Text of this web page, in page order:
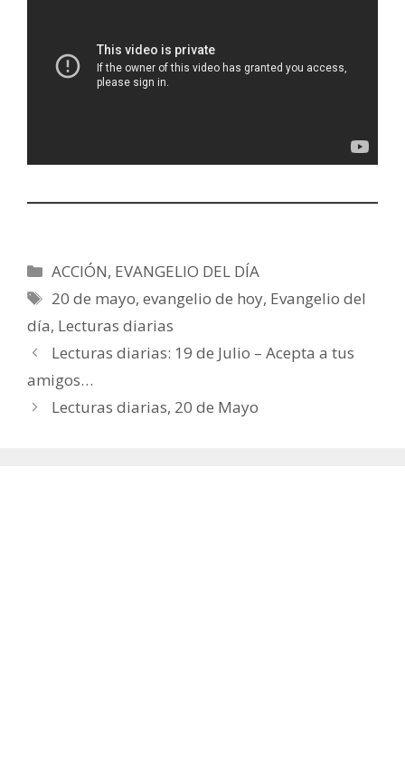
Categorías
ACCIÓN, EVANGELIO DEL DÍA
Etiquetas
20 de mayo,evangelio de hoy, Evangelio del
día, Lecturas diarias
Lecturas diarias: 19 de Julio – Acepta a tus
amigos…
Lecturas diarias, 20 de Mayo